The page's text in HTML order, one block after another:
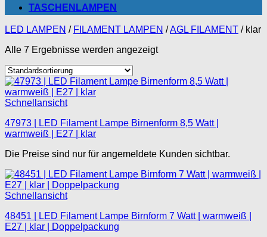
TASCHENLAMPEN
LED LAMPEN / FILAMENT LAMPEN /AGL FILAMENT /klar
Alle 7 Ergebnisse werden angezeigt
Schnellansicht
47973 | LED Filament Lampe Birnenform 8,5 Watt |
warmweiß | E27 | klar
Die Preise sind nur für angemeldete Kunden sichtbar.
Schnellansicht
48451 | LED Filament Lampe Birnform 7 Watt | warmweiß |
E27 | klar | Doppelpackung